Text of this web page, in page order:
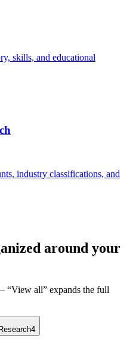
skills, and educational
industry classifications, and
around your
“View all” expands the full
4